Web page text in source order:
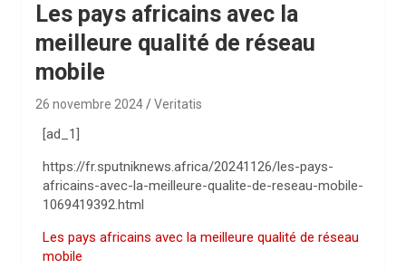
Les pays africains avec la
meilleure qualité de réseau
mobile
26 novembre 2024 Veritatis
[ad_1]
https://fr.sputniknews.africa/20241126/les-pays-
africains-avec-la-meilleure-qualite-de-reseau-mobile-
1069419392.html
Les pays africains avec la meilleure qualité de réseau
mobile